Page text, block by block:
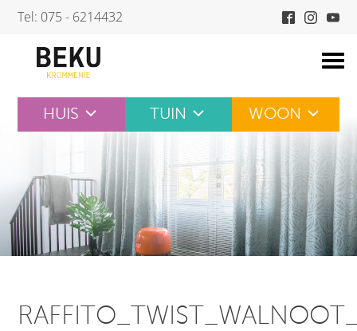
Skip
content
Tel: 075 - 6214432
HUIS TUIN WOON